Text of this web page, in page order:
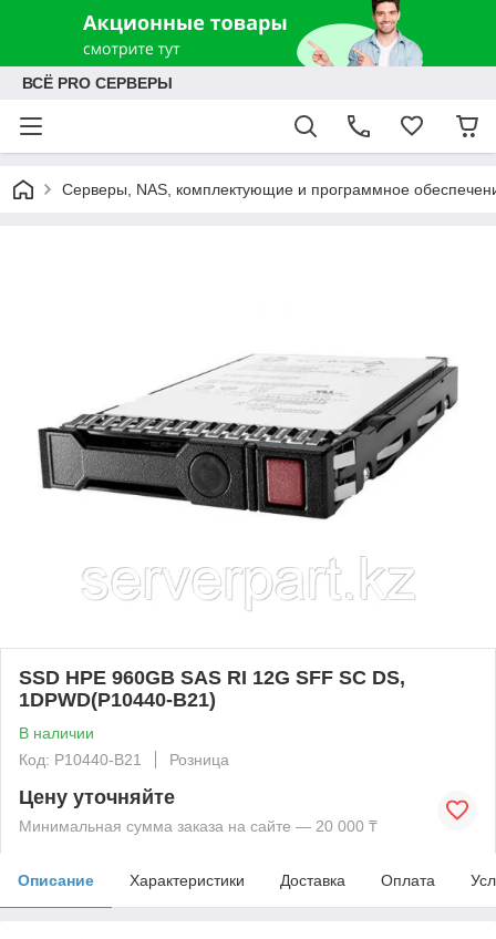
ВСЁ PRO СЕРВЕРЫ
Серверы, NAS, комплектующие и программное
SSD HPE 960GB SAS RI 12G SFF SC DS,
1DPWD(P10440-B21)
В наличии
Код: P10440-B21
Розница
Цену уточняйте
Минимальная сумма заказа на сайте — 20 000 ₸
Описание Характеристики Доставка Оплата